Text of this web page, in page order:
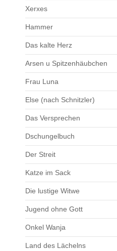
Xerxes
Hammer
Das kalte Herz
Arsen u Spitzenhäubchen
Frau Luna
Else (nach Schnitzler)
Das Versprechen
Dschungelbuch
Der Streit
Katze im Sack
Die lustige Witwe
Jugend ohne Gott
Onkel Wanja
Land des Lächelns